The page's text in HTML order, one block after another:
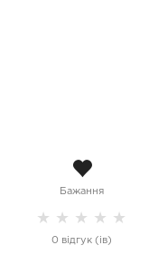
Бажання
★ ★ ★ ★ ★
0 відгук (ів)